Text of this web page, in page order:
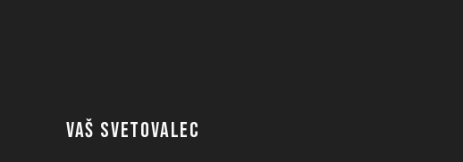
VAŠ SVETOVALEC